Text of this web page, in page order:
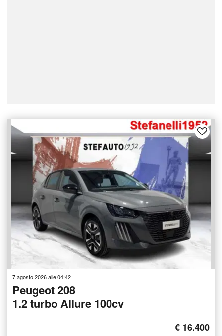
7 agosto 2026 alle 04:42
Peugeot 208
1.2 turbo Allure 100cv
€ 16.400